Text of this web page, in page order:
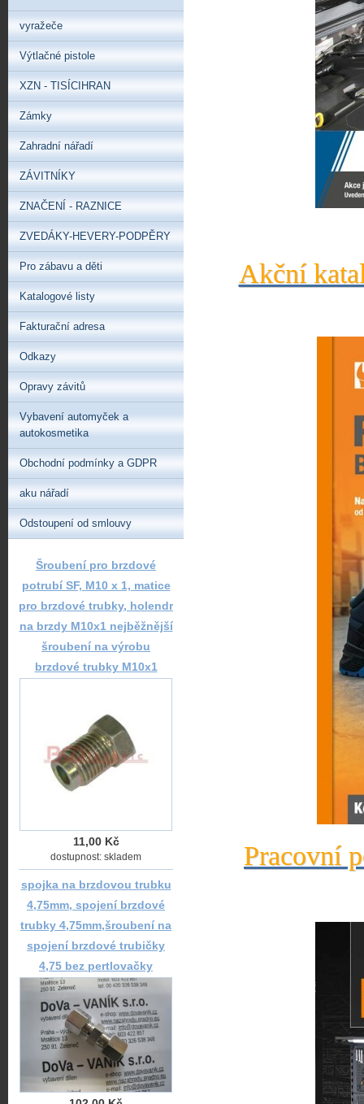
Akční
Pracovní
vyražeče
Výtlačné pistole
XZN - TISÍCIHRAN
Zámky
Zahradní nářadí
ZÁVITNÍKY
ZNAČENÍ - RAZNICE
ZVEDÁKY-HEVERY-PODPĚRY
Pro zábavu a děti
Katalogové listy
Fakturační adresa
Odkazy
Opravy závitů
Vybavení automyček a
autokosmetika
Obchodní podmínky a GDPR
aku nářadí
Odstoupení od smlouvy
Šroubení pro brzdové
potrubí SF, M10 x 1, matice
pro brzdové trubky, holendr
na brzdy M10x1 nejběžnější
šroubení na výrobu
brzdové trubky M10x1
11,00 Kč
dostupnost: skladem
spojka na brzdovou trubku
4,75mm, spojení brzdové
trubky 4,75mm,šroubení na
spojení brzdové trubičky
4,75 bez pertlovačky